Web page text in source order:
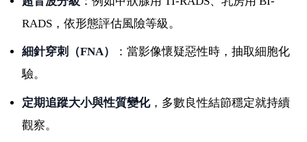
RADS，依形態評估風險等級。
細針穿刺（FNA）
：當影像懷疑惡性時，抽取細胞化
驗。
定期追蹤大小與性質變化，多數良性結節穩定就持續
觀察。